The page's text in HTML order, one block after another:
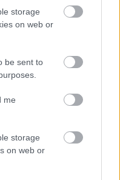
storage
on web or
be sent to
me
storage
on web or